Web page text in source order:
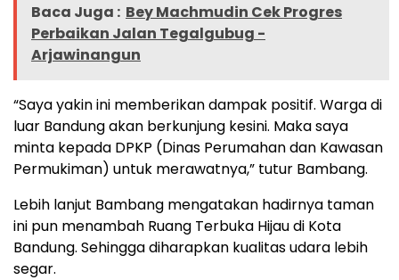
Baca Juga : Bey Machmudin Cek Progres
Perbaikan Jalan Tegalgubug -
Arjawinangun
“Saya yakin ini memberikan dampak positif. Warga di
luar Bandung akan berkunjung kesini. Maka saya
minta kepada DPKP (Dinas Perumahan dan Kawasan
Permukiman) untuk merawatnya,” tutur Bambang.
Lebih lanjut Bambang mengatakan hadirnya taman
ini pun menambah Ruang Terbuka Hijau di Kota
Bandung. Sehingga diharapkan kualitas udara lebih
segar.